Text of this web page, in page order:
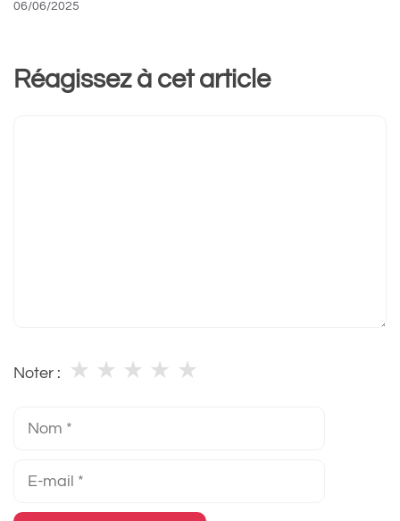
06/06/2025
Réagissez à cet article
Noter : ★
★
★
★
★